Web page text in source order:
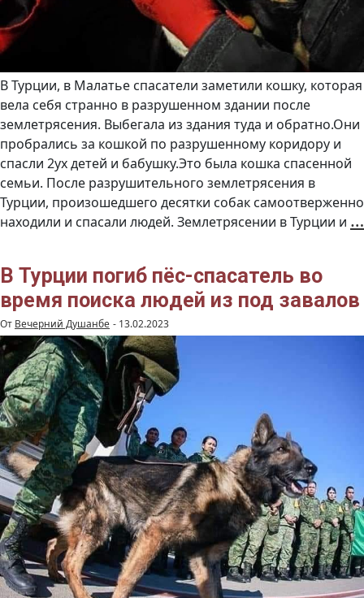
В Турции, в Малатье спасатели заметили кошку, которая
вела себя странно в разрушенном здании после
землетрясения. Выбегала из здания туда и обратно.Они
пробрались за кошкой по разрушенному коридору и
спасли 2ух детей и бабушку.Это была кошка спасенной
семьи. После разрушительного землетрясения в
Турции, произошедшего десятки собак самоотверженно
находили и спасали людей. Землетрясении в Турции и …
В Турции погиб пёс-спасатель во
время поиска людей из под завалов
От Вечерний Душанбе - 13.02.2023